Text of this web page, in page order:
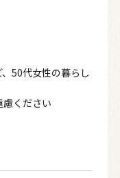
50代女性の暮らし
ください